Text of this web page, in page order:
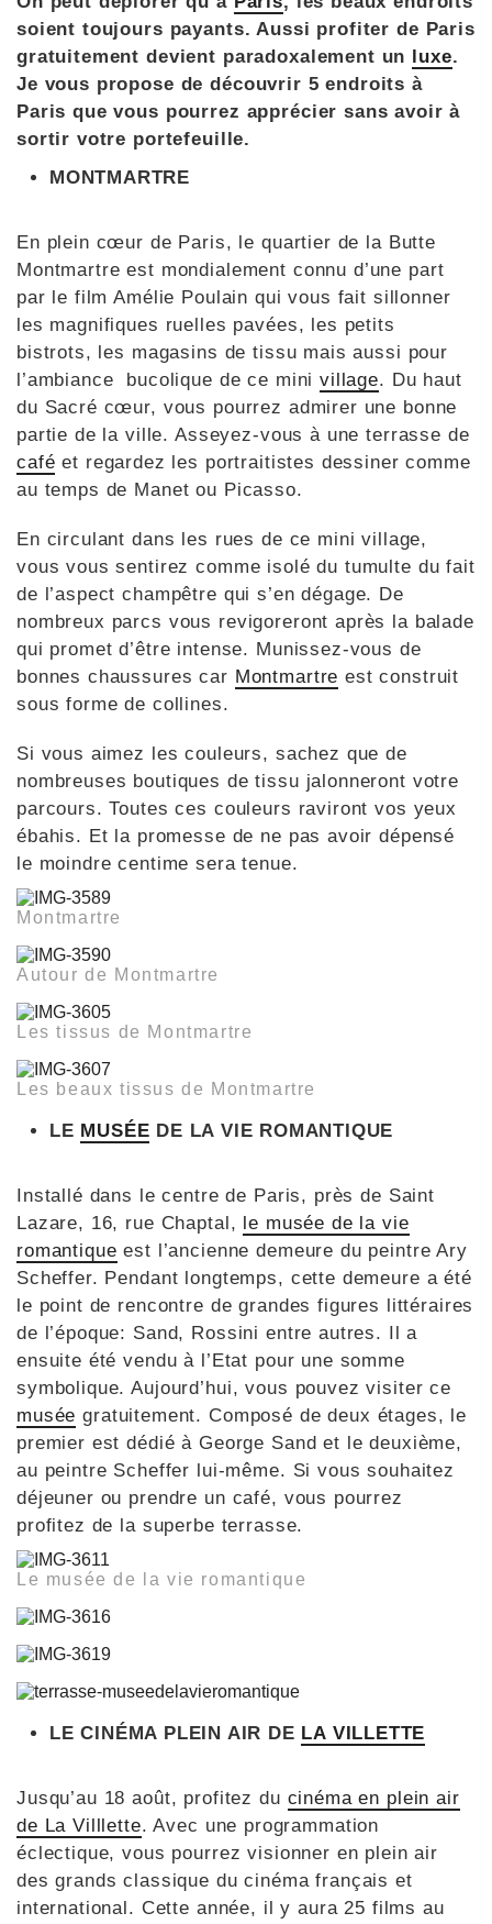
soient toujours payants. Aussi profiter de Paris
gratuitement devient paradoxalement un luxe.
Je vous propose de découvrir 5 endroits à
Paris que vous pourrez apprécier sans avoir à
sortir votre portefeuille.
MONTMARTRE
En plein cœur de Paris, le quartier de la Butte
Montmartre est mondialement connu d’une part
par le film Amélie Poulain qui vous fait sillonner
les magnifiques ruelles pavées, les petits
bistrots, les magasins de tissu mais aussi pour
l’ambiance bucolique de ce minivillage. Du haut
du Sacré cœur, vous pourrez admirer une bonne
partie de la ville. Asseyez-vous à une terrasse de
café et regardez les portraitistes dessiner comme
au temps de Manet ou Picasso.
En circulant dans les rues de ce mini village,
vous vous sentirez comme isolé du tumulte du fait
de l’aspect champêtre qui s’en dégage. De
nombreux parcs vous revigoreront après la balade
qui promet d’être intense. Munissez-vous de
bonnes chaussures car Montmartre est construit
sous forme de collines.
Si vous aimez les couleurs, sachez que de
nombreuses boutiques de tissu jalonneront votre
parcours. Toutes ces couleurs raviront vos yeux
ébahis. Et la promesse de ne pas avoir dépensé
le moindre centime sera tenue.
Montmartre
Autour de Montmartre
Les tissus de Montmartre
Les beaux tissus de Montmartre
LE MUSÉE DE LA VIE ROMANTIQUE
Installé dans le centre de Paris, près de Saint
Lazare, 16, rue Chaptal, le musée de la vie
romantique est l’ancienne demeure du peintre Ary
Scheffer. Pendant longtemps, cette demeure a été
le point de rencontre de grandes figures littéraires
de l’époque: Sand, Rossini entre autres. Il a
ensuite été vendu à l’Etat pour une somme
symbolique. Aujourd’hui, vous pouvez visiter ce
musée gratuitement. Composé de deux étages, le
premier est dédié à George Sand et le deuxième,
au peintre Scheffer lui-même. Si vous souhaitez
déjeuner ou prendre un café, vous pourrez
profitez de la superbe terrasse.
Le musée de la vie romantique
LE CINÉMA PLEIN AIR DE LA VILLETTE
Jusqu’au 18 août, profitez du cinéma en plein air
de La Villlette. Avec une programmation
éclectique, vous pourrez visionner en plein air
des grands classique du cinéma français et
international. Cette année, il y aura 25 films au